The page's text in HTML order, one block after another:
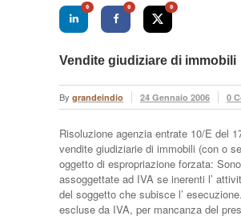
0 0 0
Vendite giudiziare di immobili
By grandeindio 24 Gennaio 2006 0
Risoluzione agenzia entrate 10/E del
vendite giudiziarie di immobili (con o
oggetto di espropriazione forzata: Sono
assoggettate ad IVA se inerenti l’
del soggetto che subisce l’
escluse da IVA, per mancanza del